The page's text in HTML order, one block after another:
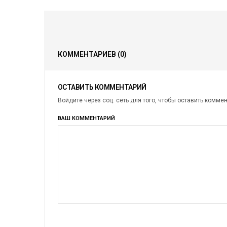
КОММЕНТАРИЕВ (0)
ОСТАВИТЬ КОММЕНТАРИЙ
Войдите через соц. сеть для того, чтобы оставить
ВАШ КОММЕНТАРИЙ